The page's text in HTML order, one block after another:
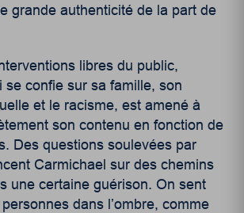
grande authenticité de la part de
libres du public,
se confie sur sa famille, son
et le racisme, est amené à
son contenu en fonction de
Des questions soulevées par
Carmichael sur des chemins
une certaine guérison. On sent
personnes dans l’ombre, comme